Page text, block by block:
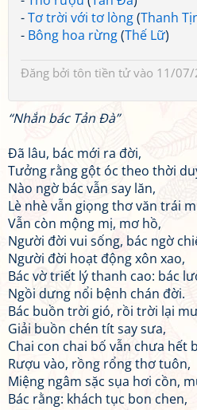
-Tơ trời với tơ lòng(Thanh
- Bông hoa rừng(Thế Lữ)
Đăng bởi tôn tiền tửvào 11/07/
“Nhắn bác Tản Đà”
Đã lâu, bác mới ra đời,
Tưởng rằng gột óc theo thời
Nào ngờ bác vẫn say lăn,
Lè nhè vẫn giọng thơ văn trái
Vẫn còn mộng mị, mơ hồ,
Người đời vui sống, bác ngờ
Người đời hoạt động xôn xao,
Bác vờ triết lý thanh cao: bác
Ngồi dưng nổi bệnh chán đời.
Bác buồn trời gió, rồi trời lại
Giải buồn chén tít say sưa,
Chai con chai bố vẫn chưa hết
Rượu vào, rồng rổng thơ tuôn,
Miệng ngâm sặc sụa hơi cồn,
Bác rằng: khách tục bon chen,